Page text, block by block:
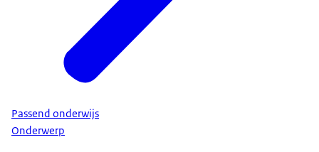
Passend onderwijs
Onderwerp